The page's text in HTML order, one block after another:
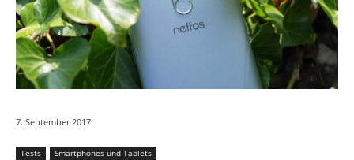
7. September 2017
Tests Smartphones und Tablets